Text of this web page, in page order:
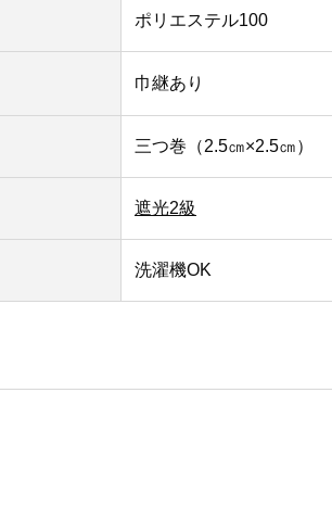
ポリエステル100
巾継あり
三つ巻（2.5㎝×2.5㎝）
遮光2級
洗濯機OK